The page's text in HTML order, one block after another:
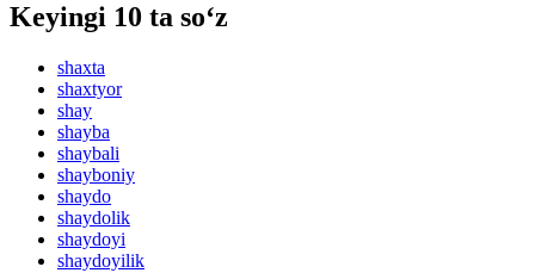
Keyingi 10 ta so‘z
shaxta
shaxtyor
shay
shayba
shaybali
shayboniy
shaydo
shaydolik
shaydoyi
shaydoyilik